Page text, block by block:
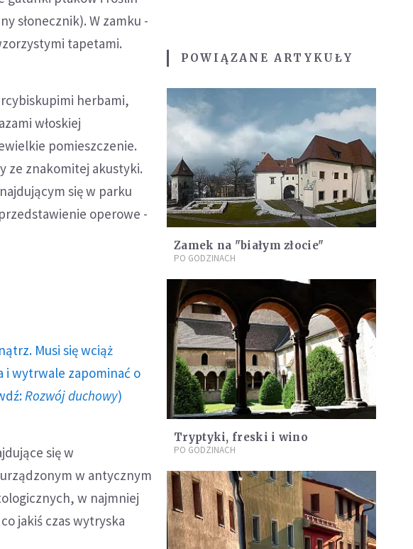
słonecznik). W zamku -
tapetami.
herbami,
włoskiej
pomieszczenie.
ze znakomitej akustyki.
się w parku
operowe -
Musi się wciąż
i wytrwale zapominać o
Rozwój duchowy)
się w
w antycznym
w najmniej
jakiś czas wytryska
POWIĄZANE ARTYKUŁY
Zamek na "białym złocie"
PO GODZINACH
Tryptyki, freski i wino
PO GODZINACH